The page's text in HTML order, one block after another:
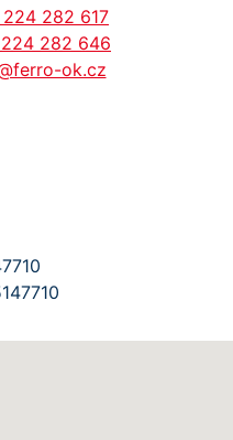
224 282 617
224 282 646
ok.cz